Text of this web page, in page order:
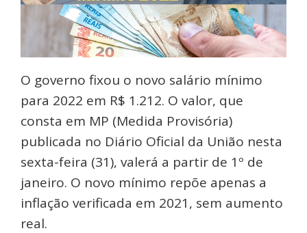
O governo fixou o novo salário mínimo
para 2022 em R$ 1.212. O valor, que
consta em MP (Medida Provisória)
publicada no Diário Oficial da União nesta
sexta-feira (31), valerá a partir de 1º de
janeiro. O novo mínimo repõe apenas a
inflação verificada em 2021, sem aumento
real.